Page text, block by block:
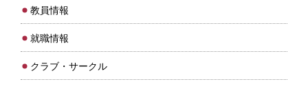
教員情報
就職情報
クラブ・サークル